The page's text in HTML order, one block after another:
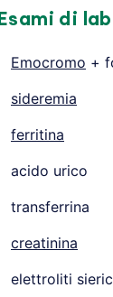
Esami di
Emocromo +
sideremia
ferritina
acido urico
transferrina
creatinina
elettroliti